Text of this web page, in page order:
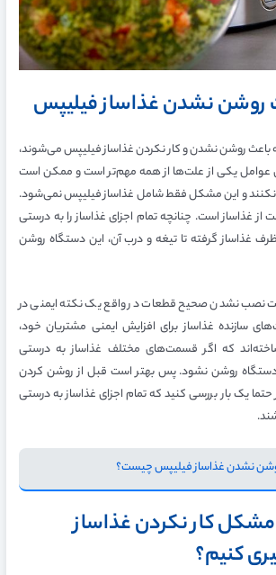
روشن نشدن غذاساز فیلیپس
باعث روشن نشدن و کار نکردن غذاساز فیلیپس می‌شوند،
عوامل یکی از علت‌ها از همه مهم‌تر است و ممکن است
نکنند و این مشکل فقط شامل غذاساز فیلیپس نمی‌شود.
از غذاساز است. چنانچه تمام اجزای غذاساز را به درستی
غذاساز گرفته تا تیغه و درب آن، این دستگاه روشن
نصب نشدن صحیح قطعات در واقع یک نکته ایمنی در
سازنده غذاساز برای افزایش ایمنی مشتریان خود،
که اگر قسمت‌های مختلف غذاساز به درستی
دستگاه روشن نشود. پس بهتر است قبل از روشن کردن
حتما یک بار بررسی کنید که تمام اجزای غذاساز به درستی
نشدن غذاساز فیلیپس چیست؟
مشکل کار نکردن غذاساز
کنیم؟